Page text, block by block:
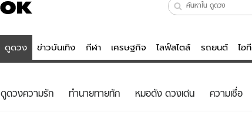
ดูดวง ข่าวบันเทิง กีฬา เศรษฐกิจ ไลฟ์สไตล์ รถยนต์ ไอที
ดูดวง - ตรวจหวย ไลฟ์สไตล์
ดูดวงความรัก ทํานายทายทัก หมอดัง ดวงเด่น ความเชื่อ